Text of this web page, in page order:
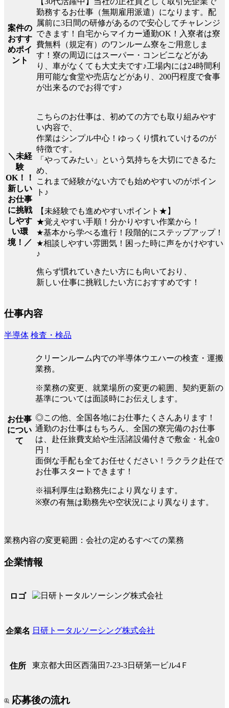
案件の
おすす
めポイ
ント
勤務するお仕事（無期雇用派遣）になります。配
属前に3日間の研修があるので安心してチャレンジ
できます！自宅からマイカー通勤OK！入寮者は寮
費無料（規定有）のワンルーム寮をご用意しま
す！寮の周辺にはスーパー・コンビニなどがあ
り、車がなくても大丈夫です♪工場内には24時間利
用可能な食堂や売店などがあり、200円程度で食事
が出来るのでお得です♪
＼未経
験
OK！！
新しい
お仕事
に挑戦
しやす
い環
境！／
こちらのお仕事は、初めての方でも取り組みやす
い内容で、
作業はシンプル中心！ゆっくり慣れていけるのが
特徴です。
「やってみたい」という気持ちを大切にできるた
め、
これまで経験がない方でも始めやすいのがポイン
ト♪
【未経験でも進めやすいポイント★】
★覚えやすい手順！分かりやすい作業から！
★基本から学べる進行！段階的にステップアップ！
★相談しやすい雰囲気！困った時に声をかけやすい
♪
焦らず慣れていきたい方にも向いており、
新しい仕事に挑戦したい方におすすめです！
仕事内容
半導体 検査・検品
お仕事
につい
て
クリーンルーム内での半導体ウエハーの検査・運搬
業務。
※業務の変更、就業場所の変更の範囲、契約更新の
基準については面談時にお伝えします。
◎この他、全国各地にお仕事たくさんあります！
通勤のお仕事はもちろん、全国の寮完備のお仕事
は、赴任旅費支給や生活諸設備付きで敷金・礼金0
円！
面倒な手配も全てお任せください！ラクラク赴任で
お仕事スタートできます！
※福利厚生は勤務先により異なります。
※寮の有無は勤務先や空状況により異なります。
業務内容の変更範囲：会社の定めるすべての業務
企業情報
ロゴ
企業名 日研トータルソーシング株式会社
住所 東京都大田区西蒲田7-23-3日研第一ビル4Ｆ
応募後の流れ